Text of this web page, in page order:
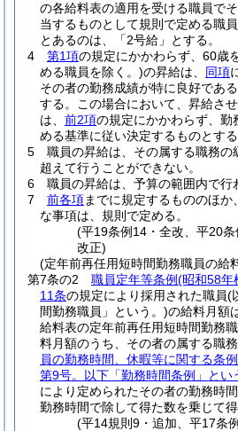
の各給料表の適用を受ける職員で
当するものとして規則で定める職
とあるのは、「2号給」とする。
4
第1項の規定にかかわらず、60歳
める職員を除く。)の昇給は、 同項
その者の勤務成績が特に良好であ
する。
この場合において、昇給さ
は、 前2項の規定にかかわらず、勤
める基準に従い決定するものとする
5
職員の昇給は、その属する職務の
超えて行うことができない。
6
職員の昇給は、予算の範囲内で行
7
前各項までに規定するもののほ
な事項は、規則で定める。
(平19条例14・全改、平20
改正)
(定年前再任用短時間勤務職員の給
第7条の2
職員定年等条例(昭和58年
11条の規定により採用された職員(
間勤務職員」という。)の給料月額
給料表の定年前再任用短時間勤務
料月額のうち、その者の属する職
員の勤務時間、休暇等に関する条例
第9号。以下「勤務時間条例」とい
により定められたその者の勤務時
勤務時間で除して得た数を乗じて得
(平14規則9・追加、平17条